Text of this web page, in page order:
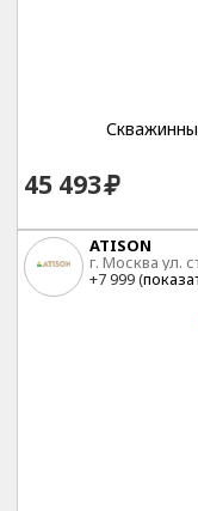
45 493
ATISON
г. Москва ул.
+7 999 (